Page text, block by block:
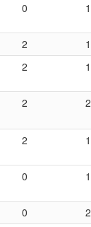
0 1
2 1
2 1
2 2
2 1
0 1
0 2